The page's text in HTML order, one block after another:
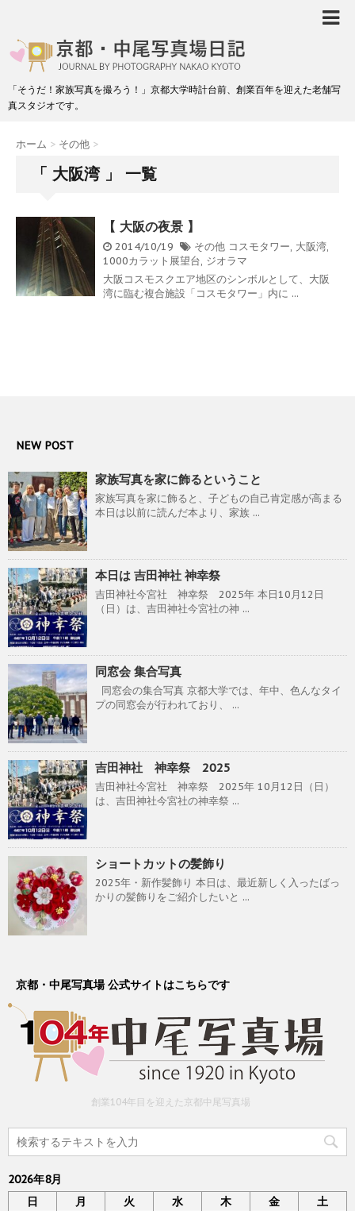
「そうだ！家族写真を撮ろう！」京都大学時計台前、創業百年を迎えた老舗写
真スタジオです。
ホーム > その他 >
「 大阪湾 」 一覧
【 大阪の夜景 】
2014/10/19 その他 コスモタワー, 大阪湾,
1000カラット展望台, ジオラマ
大阪コスモスクエア地区のシンボルとして、大阪
湾に臨む複合施設「コスモタワー」内に ...
NEW POST
家族写真を家に飾るということ
家族写真を家に飾ると、子どもの自己肯定感が高まる
本日は以前に読んだ本より、家族 ...
本日は 吉田神社 神幸祭
吉田神社今宮社 神幸祭 2025年 本日10月12日
（日）は、吉田神社今宮社の神 ...
同窓会 集合写真
同窓会の集合写真 京都大学では、年中、色んなタイ
プの同窓会が行われており、 ...
吉田神社 神幸祭 2025
吉田神社今宮社 神幸祭 2025年 10月12日（日）
は、吉田神社今宮社の神幸祭 ...
ショートカットの髪飾り
2025年・新作髪飾り 本日は、最近新しく入ったばっ
かりの髪飾りをご紹介したいと ...
京都・中尾写真場 公式サイトはこちらです
創業104年目を迎えた京都中尾写真場
2026年8月
日
月 火 水 木 金 土